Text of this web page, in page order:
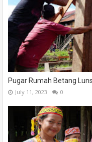
Pugar Rumah Betang
July 11, 2023 0